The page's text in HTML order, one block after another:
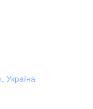
Україна